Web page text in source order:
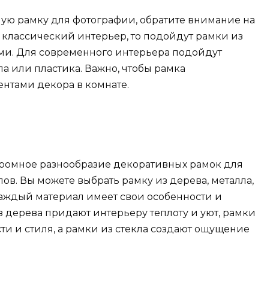
рамку для фотографии, обратите внимание на
интерьер, то подойдут рамки из
Для современного интерьера подойдут
или пластика. Важно, чтобы рамка
декора в комнате.
разнообразие декоративных рамок для
Вы можете выбрать рамку из дерева, металла,
материал имеет свои особенности и
придают интерьеру теплоту и уют, рамки
и стиля, а рамки из стекла создают ощущение